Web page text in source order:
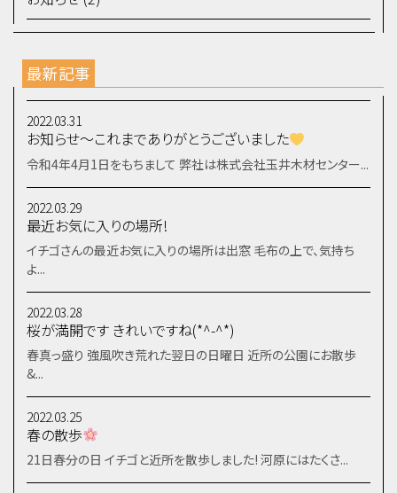
最新記事
2022.03.31
お知らせ～これまでありがとうございました
令和4年4月1日をもちまして 弊社は株式会社玉井木材センター...
2022.03.29
最近お気に入りの場所!
イチゴさんの最近お気に入りの場所は出窓 毛布の上で、気持ち
よ...
2022.03.28
桜が満開です きれいですね(*^-^*)
春真っ盛り 強風吹き荒れた翌日の日曜日 近所の公園にお散歩
&...
2022.03.25
春の散歩
21日春分の日 イチゴと近所を散歩しました! 河原にはたくさ...